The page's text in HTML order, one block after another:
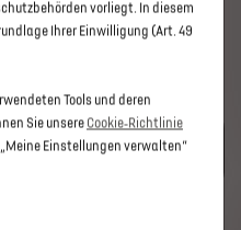
ANZUZEIGEN, AKZEPTIEREN
RELEVANTEN-
vorliegt. In diesem
Ihrer Einwilligung (Art. 49
Tools und deren
Sie unsere Cookie‑Richtlinie
Einstellungen verwalten“